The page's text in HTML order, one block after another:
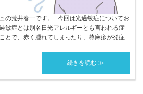
の荒井春一です。 今回は光過敏症についてお
敏症とは別名日光アレルギーとも言われる症
とで、赤く腫れてしまったり、蕁麻疹が発症
続きを読む ≫